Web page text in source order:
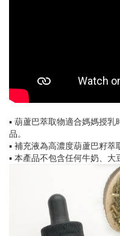
▪ 葫蘆巴萃取物適合媽媽授
品。
▪ 補充液為高濃度葫蘆巴籽萃
▪ 本產品不包含任何牛奶、